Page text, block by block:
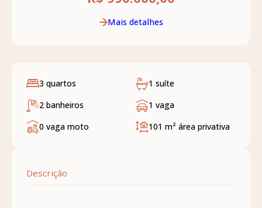
Mais detalhes
3 quartos
1 suíte
2 banheiros
1 vaga
0 vaga moto
101 m² área privativa
Descrição